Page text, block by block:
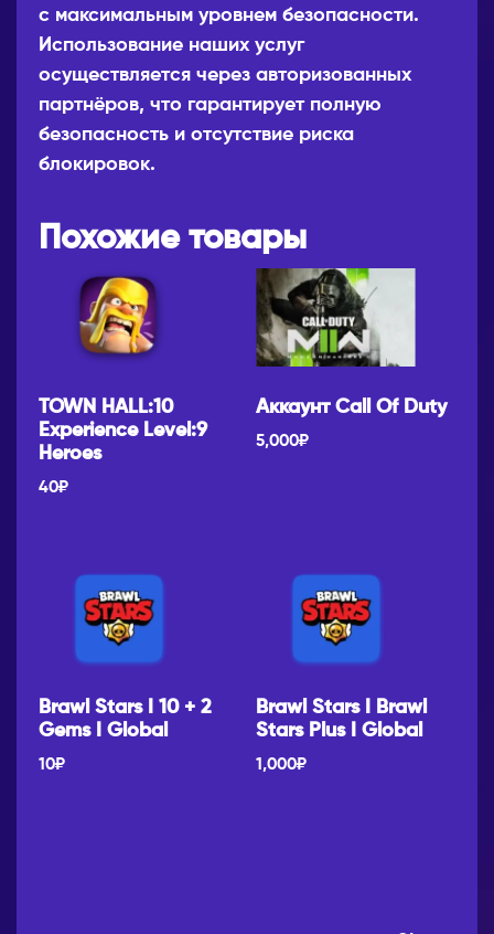
с максимальным уровнем безопасности.
Использование наших услуг
осуществляется через авторизованных
партнёров, что гарантирует полную
безопасность и отсутствие риска
блокировок.
Похожие товары
TOWN HALL:10
Experience Level:9
Heroes
40₽
Аккаунт Call Of Duty
5,000₽
Brawl Stars I 10 + 2
Gems I Global
10₽
Brawl Stars I Brawl
Stars Plus I Global
1,000₽